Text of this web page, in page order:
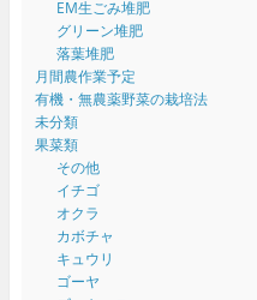
EM生ごみ堆肥
グリーン堆肥
落葉堆肥
月間農作業予定
有機・無農薬野菜の栽培法
未分類
果菜類
その他
イチゴ
オクラ
カボチャ
キュウリ
ゴーヤ